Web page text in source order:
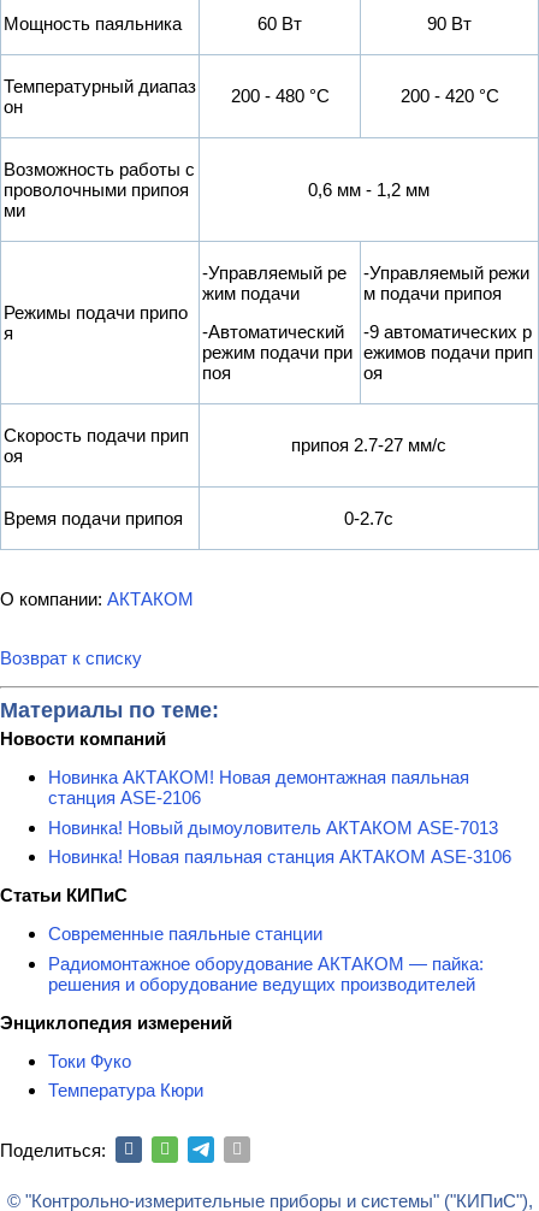
Мощность паяльника 60 Вт 90 Вт
Температурный диапаз
он
200 - 480 °С 200 - 420 °С
Возможность работы с
проволочными припоя
ми
0,6 мм - 1,2 мм
Режимы подачи припо
я
-Управляемый ре
жим подачи
-Автоматический
режим подачи при
поя
-Управляемый режи
м подачи припоя
-9 автоматических р
ежимов подачи прип
оя
Скорость подачи прип
оя
припоя 2.7-27 мм/с
Время подачи припоя 0-2.7с
О компании: АКТАКОМ
Возврат к списку
Материалы по теме:
Новости компаний
Новинка АКТАКОМ! Новая демонтажная паяльная
станция ASE-2106
Новинка! Новый дымоуловитель АКТАКОМ ASE-7013
Новинка! Новая паяльная станция АКТАКОМ ASE-3106
Статьи КИПиС
Современные паяльные станции
Радиомонтажное оборудование АКТАКОМ — пайка:
решения и оборудование ведущих производителей
Энциклопедия измерений
Токи Фуко
Температура Кюри
Поделиться:
© "Контрольно-измерительные приборы и системы" ("КИПиС"),